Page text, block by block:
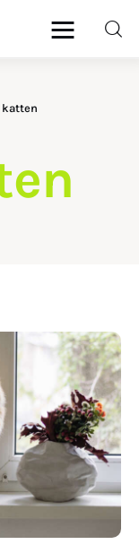
katten
SHARE POST